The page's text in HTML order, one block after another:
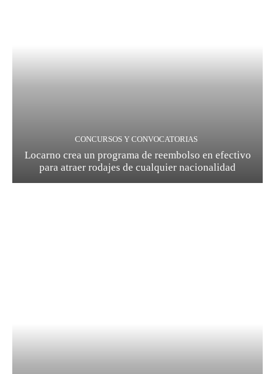
CONCURSOS Y CONVOCATORIAS
Locarno crea un programa de reembolso en efectivo
para atraer rodajes de cualquier nacionalidad